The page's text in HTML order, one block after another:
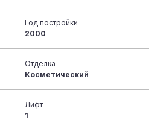
Год постройки
2000
Отделка
Косметический
Лифт
1